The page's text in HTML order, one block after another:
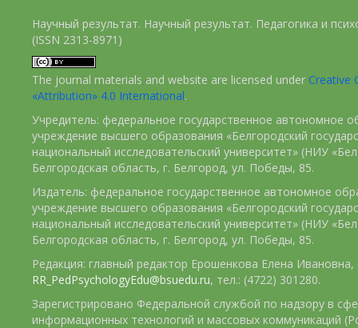
Научный результат. Научный результат. Педагогика и
(ISSN 2313-8971)
The journal materials and website are licensed under Creative
«Attribution» 4.0 International.
Учредитель: федеральное государственное автономное
учреждение высшего образования «Белгородский
национальный исследовательский университет» (НИУ
Белгородская область, г. Белгород, ул. Победы, 85.
Издатель: федеральное государственное автономное
учреждение высшего образования «Белгородский
национальный исследовательский университет» (НИУ
Белгородская область, г. Белгород, ул. Победы, 85.
Редакция: главный редактор Ерошенкова Елена Ивановна,
RR_PedPsychologyEdu@bsuedu.ru, тел.: (4722) 301280.
Зарегистрировано Федеральной службой по надзору в
информационных технологий и массовых коммуникаций